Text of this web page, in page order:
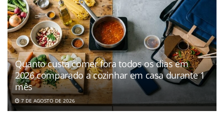
Quanto custa comer fora todos os dias em
2026 comparado a cozinhar em casa durante 1
mês
7 DE AGOSTO DE 2026